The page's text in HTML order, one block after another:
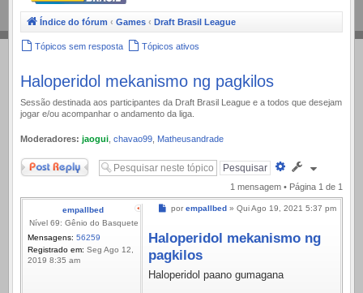
Índice do fórum ‹ Games ‹ Draft Brasil League
Tópicos sem resposta Tópicos ativos
Haloperidol mekanismo ng pagkilos
Sessão destinada aos participantes da Draft Brasil League e a todos que desejam
jogar e/ou acompanhar o andamento da liga.
Moderadores: jaogui chavao99 Matheusandrade
Responder
Pesquisa
avançada
1 mensagem • Página 1 de 1
empallbed
Nível 69: Gênio do Basquete
Mensagens: 56259
Registrado em: Seg Ago 12,
2019 8:35 am
Mensagem
por empallbed » Qui Ago 19, 2021 5:37 pm
Haloperidol mekanismo ng
pagkilos
Haloperidol paano gumagana